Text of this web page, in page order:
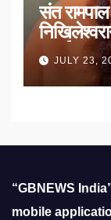
संत
उठाई मांग
JULY 23,
“GBNEWS
mobile